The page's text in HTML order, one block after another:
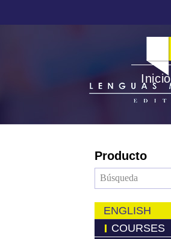
Inicio
Producto
ENGLISH
COURSES